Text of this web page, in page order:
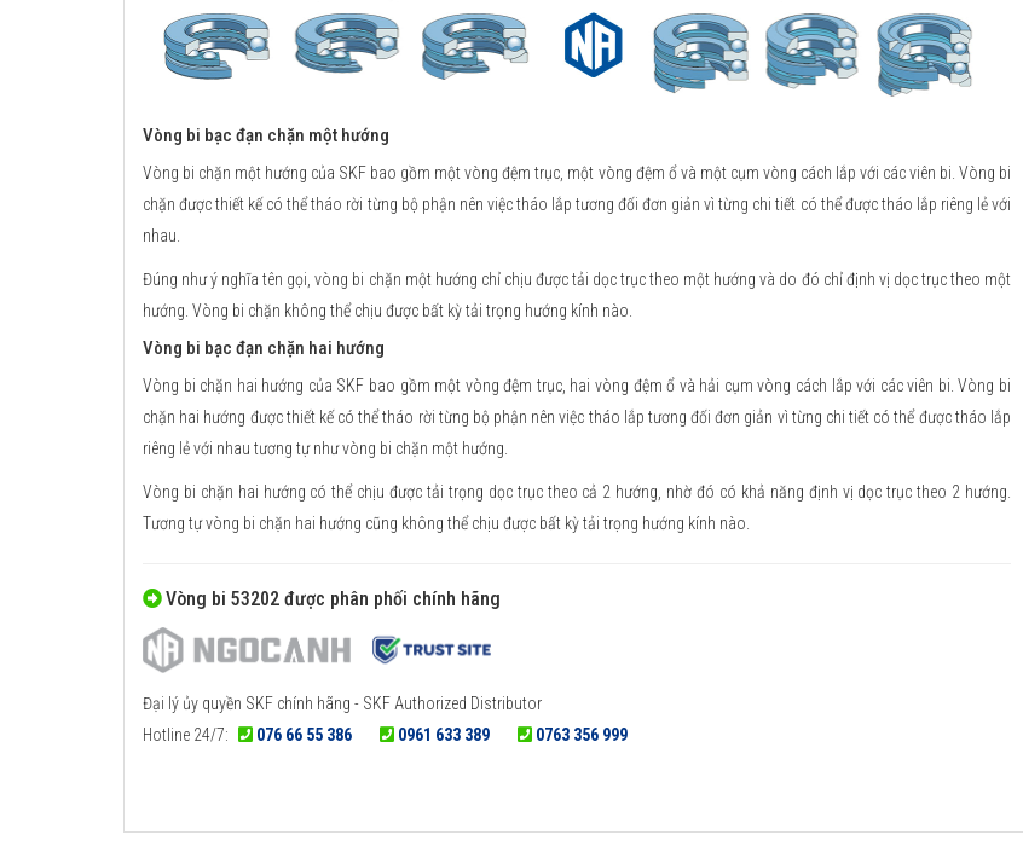
Vòng bi bạc đạn chặn một hướng
Vòng bi chặn một hướng của SKF bao gồm một vòng đệm trục, một vòng đệm ổ và một cụm vòng cách lắp với các viên bi. Vòng bi
chặn được thiết kế có thể tháo rời từng bộ phận nên việc tháo lắp tương đối đơn giản vì từng chi tiết có thể được tháo lắp riêng lẻ với
nhau.
Đúng như ý nghĩa tên gọi, vòng bi chặn một hướng chỉ chịu được tải dọc trục theo một hướng và do đó chỉ định vị dọc trục theo một
hướng. Vòng bi chặn không thể chịu được bất kỳ tải trọng hướng kính nào.
Vòng bi bạc đạn chặn hai hướng
Vòng bi chặn hai hướng của SKF bao gồm một vòng đệm trục, hai vòng đệm ổ và hải cụm vòng cách lắp với các viên bi. Vòng bi
chặn hai hướng được thiết kế có thể tháo rời từng bộ phận nên việc tháo lắp tương đối đơn giản vì từng chi tiết có thể được tháo lắp
riêng lẻ với nhau tương tự như vòng bi chặn một hướng.
Vòng bi chặn hai hướng có thể chịu được tải trọng dọc trục theo cả 2 hướng, nhờ đó có khả năng định vị dọc trục theo 2 hướng.
Tương tự vòng bi chặn hai hướng cũng không thể chịu được bất kỳ tải trọng hướng kính nào.
Vòng bi 53202 được phân phối chính hãng
Đại lý ủy quyền SKF chính hãng - SKF Authorized Distributor
Hotline 24/7:
076 66 55 386 0961 633 389 0763 356 999